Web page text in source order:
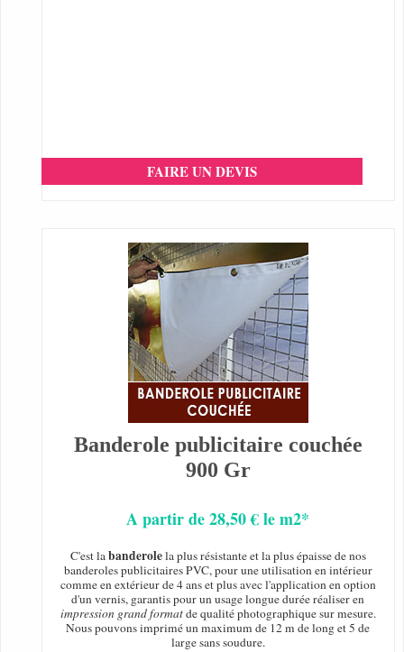
FAIRE UN DEVIS
Banderole publicitaire couchée
900 Gr
A partir de 28,50 € le m2*
C'est labanderolela plus résistante et la plus épaisse de nos
banderoles publicitaires PVC, pour une utilisation en intérieur
comme en extérieur de 4 ans et plus avec l'application en option
d'un vernis, garantis pour un usage longue durée réaliser en
impression grand formatde qualité photographique sur mesure.
Nous pouvons imprimé un maximum de 12 m de long et 5 de
large sans soudure.